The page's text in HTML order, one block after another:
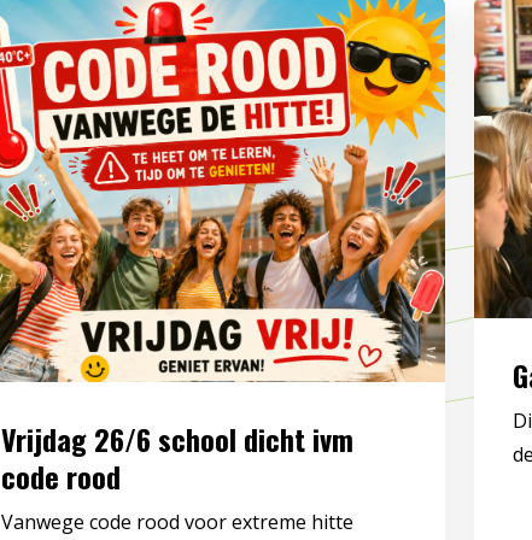
Vrijdag 26/6 school dicht ivm
code rood
Vanwege code rood voor extreme hitte